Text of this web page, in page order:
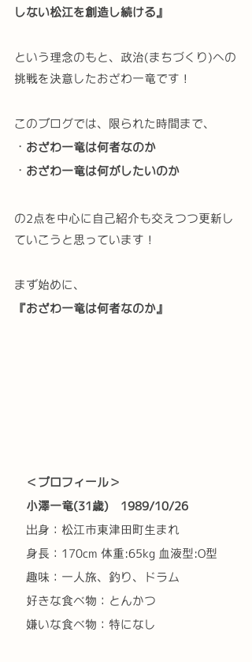
しない松江を創造し続ける』
という理念のもと、政治(まちづくり)への
挑戦を決意したおざわ一竜です！
このブログでは、限られた時間まで、
・おざわ一竜は何者なのか
・おざわ一竜は何がしたいのか
の2点を中心に自己紹介も交えつつ更新し
ていこうと思っています！
まず始めに、
『おざわ一竜は何者なのか』
＜プロフィール＞
小澤一竜(31歳)　1989/10/26
出身：松江市東津田町生まれ
身長：170cm 体重:65kg 血液型:O型
趣味：一人旅、釣り、ドラム
好きな食べ物：とんかつ
嫌いな食べ物：特になし